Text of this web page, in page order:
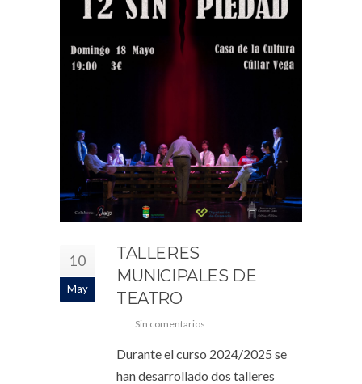
10
May
TALLERES
MUNICIPALES DE
TEATRO
Sin comentarios
Durante el curso 2024/2025 se
han desarrollado dos talleres